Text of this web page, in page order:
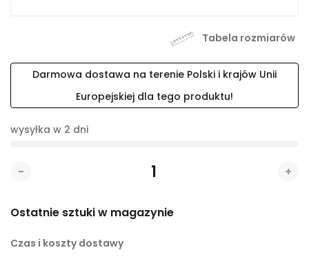
Tabela rozmiarów
Darmowa dostawa na terenie Polski i krajów Unii
Europejskiej dla tego produktu!
wysyłka w 2 dni
- +
Ostatnie sztuki w magazynie
Czas i koszty dostawy